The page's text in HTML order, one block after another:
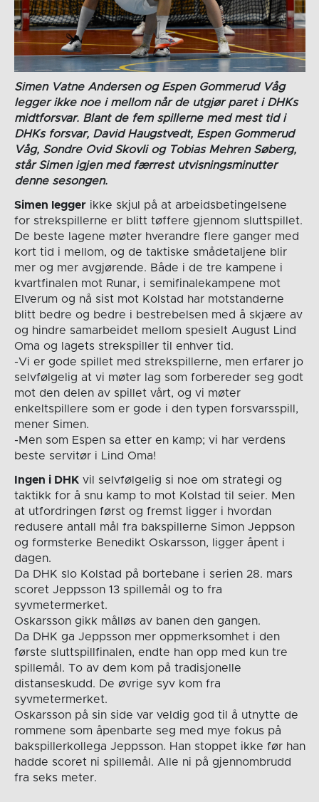
Simen Vatne Andersen og Espen Gommerud Våg
legger ikke noe i mellom når de utgjør paret i DHKs
midtforsvar. Blant de fem spillerne med mest tid i
DHKs forsvar, David Haugstvedt, Espen Gommerud
Våg, Sondre Ovid Skovli og Tobias Mehren Søberg,
står Simen igjen med færrest utvisningsminutter
denne sesongen.
Simen leggerikke skjul på at arbeidsbetingelsene
for strekspillerne er blitt tøffere gjennom sluttspillet.
De beste lagene møter hverandre flere ganger med
kort tid i mellom, og de taktiske smådetaljene blir
mer og mer avgjørende. Både i de tre kampene i
kvartfinalen mot Runar, i semifinalekampene mot
Elverum og nå sist mot Kolstad har motstanderne
blitt bedre og bedre i bestrebelsen med å skjære av
og hindre samarbeidet mellom spesielt August Lind
Oma og lagets strekspiller til enhver tid.
-Vi er gode spillet med strekspillerne, men erfarer jo
selvfølgelig at vi møter lag som forbereder seg godt
mot den delen av spillet vårt, og vi møter
enkeltspillere som er gode i den typen forsvarsspill,
mener Simen.
-Men som Espen sa etter en kamp; vi har verdens
beste servitør i Lind Oma!
Ingen i DHKvil selvfølgelig si noe om strategi og
taktikk for å snu kamp to mot Kolstad til seier. Men
at utfordringen først og fremst ligger i hvordan
redusere antall mål fra bakspillerne Simon Jeppson
og formsterke Benedikt Oskarsson, ligger åpent i
dagen.
Da DHK slo Kolstad på bortebane i serien 28. mars
scoret Jeppsson 13 spillemål og to fra
syvmetermerket.
Oskarsson gikk målløs av banen den gangen.
Da DHK ga Jeppsson mer oppmerksomhet i den
første sluttspillfinalen, endte han opp med kun tre
spillemål. To av dem kom på tradisjonelle
distanseskudd. De øvrige syv kom fra
syvmetermerket.
Oskarsson på sin side var veldig god til å utnytte de
rommene som åpenbarte seg med mye fokus på
bakspillerkollega Jeppsson. Han stoppet ikke før han
hadde scoret ni spillemål. Alle ni på gjennombrudd
fra seks meter.